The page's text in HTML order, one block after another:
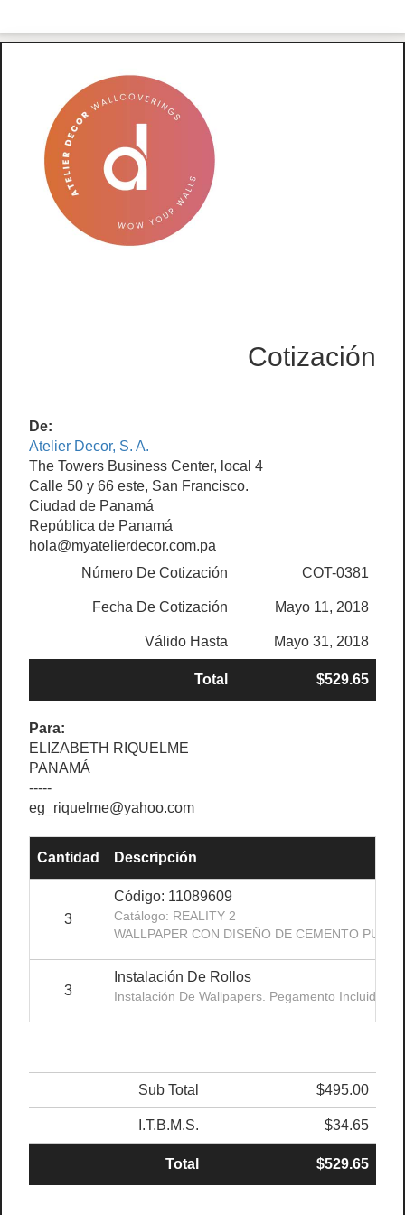
Cotización
De:
Atelier Decor, S. A.
The Towers Business Center, local 4
Calle 50 y 66 este, San Francisco.
Ciudad de Panamá
República de Panamá
hola@myatelierdecor.com.pa
Número De Cotización
COT-0381
Fecha De Cotización Mayo 11, 2018
Válido Hasta Mayo 31, 2018
Total $529.65
Para:
ELIZABETH RIQUELME
PANAMÁ
-----
eg_riquelme@yahoo.com
Cantidad Descripción
3
Código: 11089609
Catálogo: REALITY 2
WALLPAPER CON DISEÑO DE CEMENTO
3
Instalación De Rollos
Instalación De Wallpapers. Pegamento Incluido.
Sub Total $495.00
I.T.B.M.S. $34.65
Total $529.65